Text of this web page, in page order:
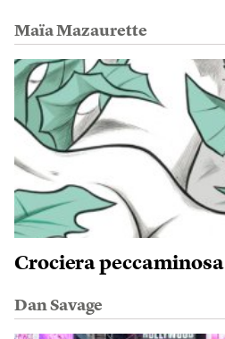
Maïa Mazaurette
Crociera peccaminosa
Dan Savage